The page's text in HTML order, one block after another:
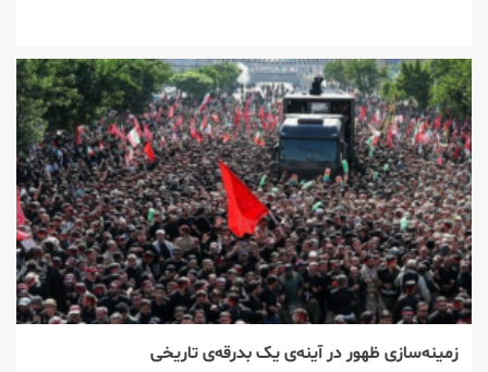
زمینه‌سازی ظهور در آینه‌ی یک بدرقه‌ی تاریخی